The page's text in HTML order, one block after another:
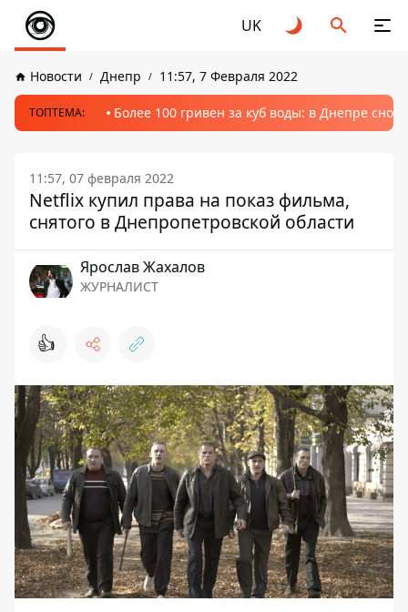
UK
Новости Днепр 11:57, 7 Февраля 2022
ТОПТЕМА: Более 100 гривен за куб воды: в Днепре
11:57, 07 февраля 2022
Netflix купил права на показ фильма,
снятого в Днепропетровской области
Ярослав Жахалов
ЖУРНАЛИСТ
👍